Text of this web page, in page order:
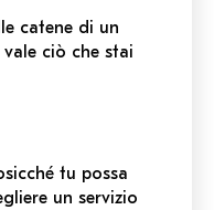
catene di un
ciò che stai
tu possa
un servizio